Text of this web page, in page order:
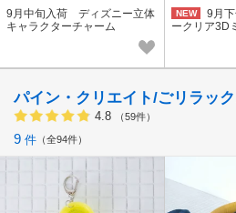
9月中旬入荷 ディズニー立体
キャラクターチャーム
NEW
9月
ークリア3D
パイン・クリエイト/ごリラッ
4.8 （59件）
9 件 全94件